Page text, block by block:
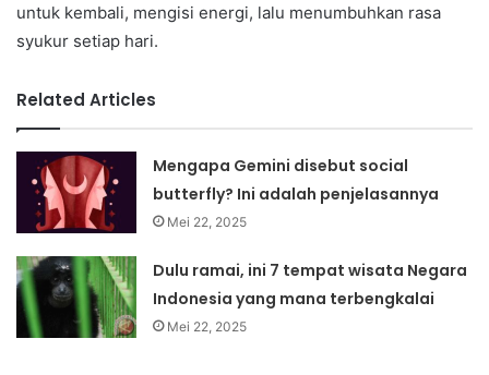
untuk kembali, mengisi energi, lalu menumbuhkan rasa
syukur setiap hari.
Related Articles
Mengapa Gemini disebut social
butterfly? Ini adalah penjelasannya
Mei 22, 2025
Dulu ramai, ini 7 tempat wisata Negara
Indonesia yang mana terbengkalai
Mei 22, 2025